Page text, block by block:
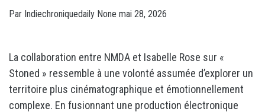
Par Indiechroniquedaily None mai 28, 2026
La collaboration entre NMDA et Isabelle Rose sur «
Stoned » ressemble à une volonté assumée d’explorer un
territoire plus cinématographique et émotionnellement
complexe. En fusionnant une production électronique